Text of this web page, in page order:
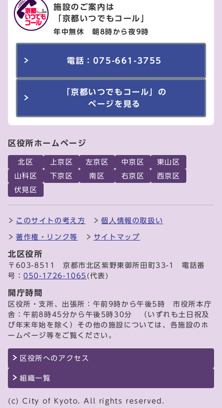
施設のご案内は
「京都いつでもコール」
年中無休 朝8時から夜9時
電話：075-661-3755
「京都いつでもコール」の
ページを見る
区役所ホームページ
北区 上京区 左京区 中京区
東山区
山科区
下京区 南区 右京区
西京区
伏見区
このサイトの考え方 個人情報の取扱い
著作権・リンク等 サイトマップ
北区役所
〒603-8511 京都市北区紫野東御所田町33-1 電話番
号：050-1726-1065 (代表)
開庁時間
区役所・支所、出張所：午前9時から午後5時 市役所本庁
舎：午前8時45分から午後5時30分 （いずれも土日祝及
び年末年始を除く）その他の施設については、各施設のホ
ームページ等をご覧ください。
区役所へのアクセス
組織一覧
(c) City of Kyoto. All rights reserved.